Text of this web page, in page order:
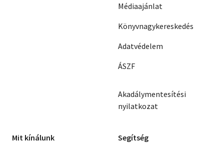
Médiaajánlat
Könyvnagykereskedés
Adatvédelem
ÁSZF
Akadálymentesítési
nyilatkozat
Mit kínálunk Segítség